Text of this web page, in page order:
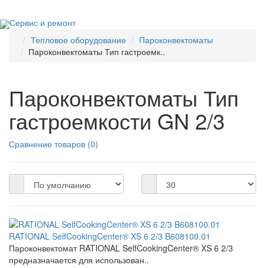
Сервис и ремонт
Тепловое оборудование
Пароконвектоматы
Пароконвектоматы Тип гастроемк..
Пароконвектоматы Тип
гастроемкости GN 2/3
Сравнение товаров (0)
RATIONAL SelfCookingCenter® XS 6 2/3 B608100.01
Пароконвектомат RATIONAL SelfCookingCenter® XS 6 2/3
предназначается для использован..